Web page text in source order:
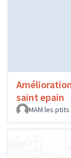
saint epain
MAM les